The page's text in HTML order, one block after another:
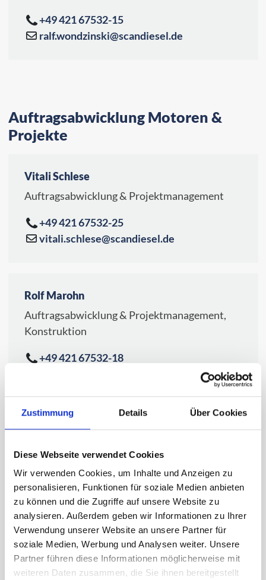
Zustimmung Details Über Cookies
Diese Webseite verwendet Cookies
Wir verwenden Cookies, um Inhalte und Anzeigen zu
personalisieren, Funktionen für soziale Medien anbieten
zu können und die Zugriffe auf unsere Website zu
analysieren. Außerdem geben wir Informationen zu Ihrer
Verwendung unserer Website an unsere Partner für
soziale Medien, Werbung und Analysen weiter. Unsere
Partner führen diese Informationen möglicherweise mit
weiteren Daten zusammen, die Sie ihnen bereitgestellt
Auftragsabwicklung Motoren &
Projekte
Vitali Schlese
Auftragsabwicklung & Projektmanagement
+49 421 67532-25
vitali.schlese@scandiesel.de
Rolf Marohn
Auftragsabwicklung & Projektmanagement,
Konstruktion
+49 421 67532-18
Lager & Logistik
David Aland
Lager & Logistik, Ersatzteile & Komponenten
+49 421 67532-46
david.aland@scandiesel.de
+49 421 67532-15
ralf.wondzinski@scandiesel.de